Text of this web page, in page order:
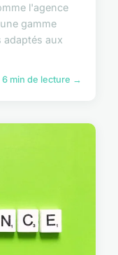
l'agence
gamme
adaptés aux
6 min de lecture →